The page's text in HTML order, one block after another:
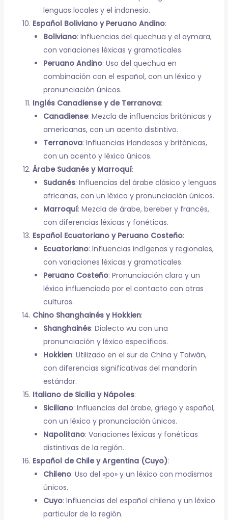
lenguas locales y el indonesio.
Español Boliviano y Peruano Andino:
Boliviano: Influencias del quechua y el aymara,
con variaciones léxicas y gramaticales.
Peruano Andino: Uso del quechua en
combinación con el español, con un léxico y
pronunciación únicos.
Inglés Canadiense y de Terranova:
Canadiense: Mezcla de influencias británicas y
americanas, con un acento distintivo.
Terranova: Influencias irlandesas y británicas,
con un acento y léxico únicos.
Árabe Sudanés y Marroquí:
Sudanés: Influencias del árabe clásico y lenguas
africanas, con un léxico y pronunciación únicos.
Marroquí: Mezcla de árabe, bereber y francés,
con diferencias léxicas y fonéticas.
Español Ecuatoriano y Peruano Costeño:
Ecuatoriano: Influencias indígenas y regionales,
con variaciones léxicas y gramaticales.
Peruano Costeño: Pronunciación clara y un
léxico influenciado por el contacto con otras
culturas.
Chino Shanghainés y Hokkien:
Shanghainés: Dialecto wu con una
pronunciación y léxico específicos.
Hokkien: Utilizado en el sur de China y Taiwán,
con diferencias significativas del mandarín
estándar.
Italiano de Sicilia y Nápoles:
Siciliano: Influencias del árabe, griego y español,
con un léxico y pronunciación únicos.
Napolitano: Variaciones léxicas y fonéticas
distintivas de la región.
Español de Chile y Argentina (Cuyo):
Chileno: Uso del «po» y un léxico con modismos
únicos.
Cuyo: Influencias del español chileno y un léxico
particular de la región.